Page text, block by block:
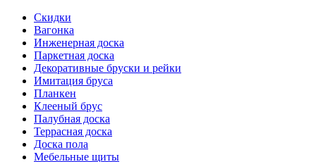
Скидки
Вагонка
Инженерная доска
Паркетная доска
Декоративные бруски и рейки
Имитация бруса
Планкен
Клееный брус
Палубная доска
Террасная доска
Доска пола
Мебельные щиты